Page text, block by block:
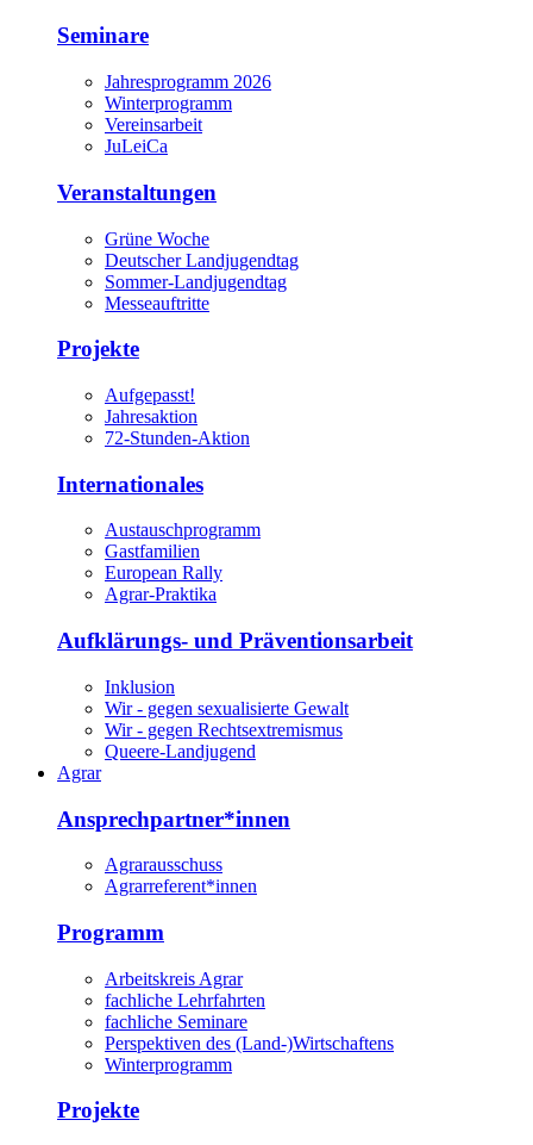
Seminare
Jahresprogramm 2026
Winterprogramm
Vereinsarbeit
JuLeiCa
Veranstaltungen
Grüne Woche
Deutscher Landjugendtag
Sommer-Landjugendtag
Messeauftritte
Projekte
Aufgepasst!
Jahresaktion
72-Stunden-Aktion
Internationales
Austauschprogramm
Gastfamilien
European Rally
Agrar-Praktika
Aufklärungs- und Präventionsarbeit
Inklusion
Wir - gegen sexualisierte Gewalt
Wir - gegen Rechtsextremismus
Queere-Landjugend
Agrar
Ansprechpartner*innen
Agrarausschuss
Agrarreferent*innen
Programm
Arbeitskreis Agrar
fachliche Lehrfahrten
fachliche Seminare
Perspektiven des (Land-)Wirtschaftens
Winterprogramm
Projekte